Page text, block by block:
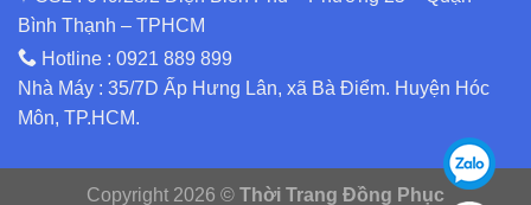
Bình Thạnh – TPHCM
Hotline : 0921 889 899
Nhà Máy : 35/7D Ấp Hưng Lân, xã Bà Điểm. Huyện Hóc
Môn, TP.HCM.
Copyright 2026 © Thời Trang Đồng Phục